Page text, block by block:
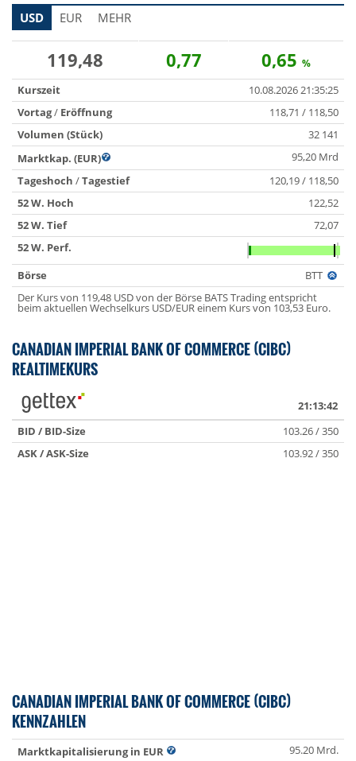
USD EUR MEHR
119,48 0,77 0,65 %
Kurszeit
10.08.2026 21:35:25
Vortag/ Eröffnung
118,71 / 118,50
Volumen (Stück)
32 141
Marktkap. (EUR)
95,20 Mrd
Tageshoch /Tagestief
120,19 / 118,50
52 W. Hoch
122,52
52 W. Tief
72,07
52 W. Perf.
Börse
BTT
Der Kurs von 119,48 USD von der Börse BATS Trading entspricht
beim aktuellen Wechselkurs USD/EUR einem Kurs von 103,53 Euro.
CANADIAN IMPERIAL BANK OF COMMERCE (CIBC)
REALTIMEKURS
21:13:42
BID / BID-Size
103.26 / 350
ASK / ASK-Size
103.92 / 350
CANADIAN IMPERIAL BANK OF COMMERCE (CIBC)
KENNZAHLEN
Marktkapitalisierung in EUR
95.20 Mrd.